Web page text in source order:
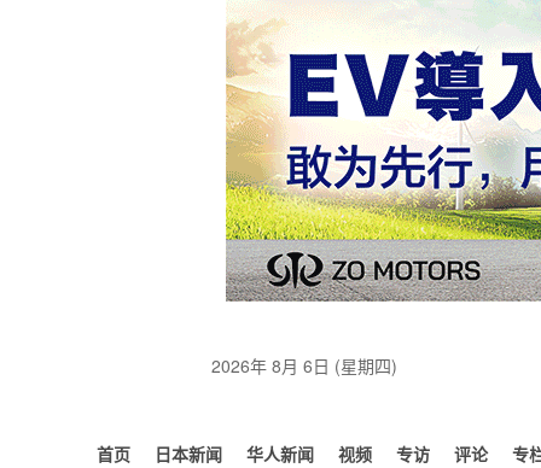
2026年 8月 6日 (星期四)
首页 日本新闻 华人新闻 视频 专访 评论 专